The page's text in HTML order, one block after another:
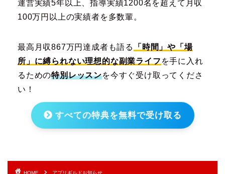
運営実績5年以上、指導実績1200名を超えて月収
100万円以上の実績者を多数輩。
最高月収867万円達成者も語る
「時間」や「場
所」に縛られない理想的な副業ライフ を手に入れ
るための特別レッスンを今すぐ受け取ってくださ
い！
すべての特典を無料で受け取る
HOME アプリギルドお知らせ